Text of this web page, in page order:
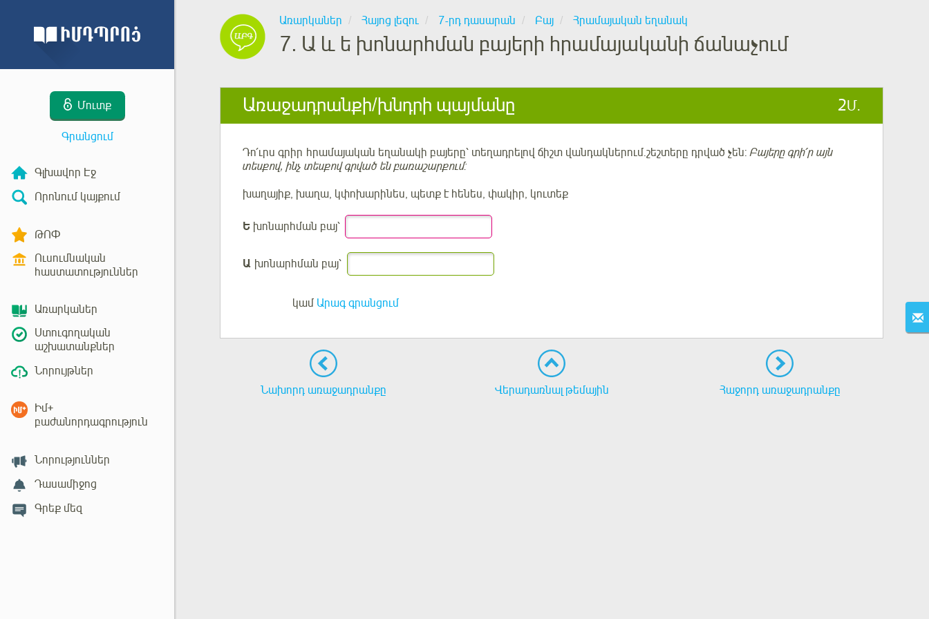
Մուտք
Գրանցում
Գլխավոր Էջ
Որոնում կայքում
ԹՈՓ
Ուսումնական
հաստատություններ
Առարկաներ
Ստուգողական
աշխատանքներ
Նորույթներ
Իմ+
բաժանորդագրություն
Նորություններ
Դասամիջոց
Գրեք մեզ
Առարկաներ Հայոց լեզու 7-րդ դասարան Բայ Հրամայական եղանակ
7. Ա և ե խոնարհման բայերի հրամայականի ճանաչում
Առաջադրանքի/խնդրի պայմանը 2Մ.
Դո՛ւրս գրիր հրամայական եղանակի բայերը՝ տեղադրելով ճիշտ վանդակներում.շեշտերը դրված չեն:Բայերը գրի՛ր այն
տեսքով, ինչ տեսքով գրված են բառաշարքում:
խաղայիք, խաղա, կփոխարինես, պետք է հենես, փակիր, կուտեք
Ե խոնարհման բայ՝
Ա խոնարհման բայ՝
կամ Արագ գրանցում
Նախորդ առաջադրանքը Վերադառնալ թեմային Հաջորդ առաջադրանքը